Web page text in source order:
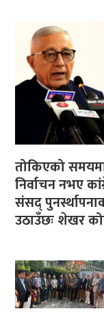
तोकिएको
निर्वाचन नभए
संसद्
उठाउँछः शेखर